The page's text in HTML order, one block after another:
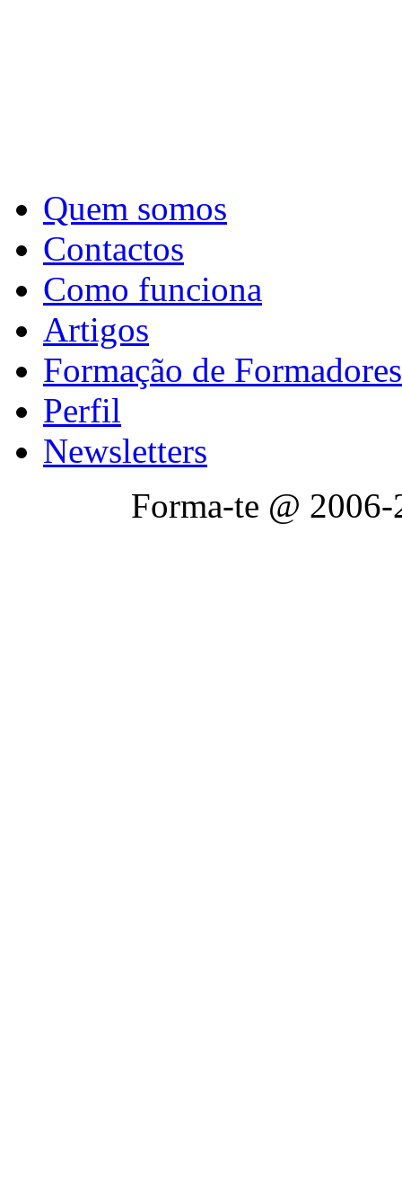
Quem somos
Contactos
Como funciona
Artigos
Formação de Formadores
Perfil
Newsletters
Forma-te @